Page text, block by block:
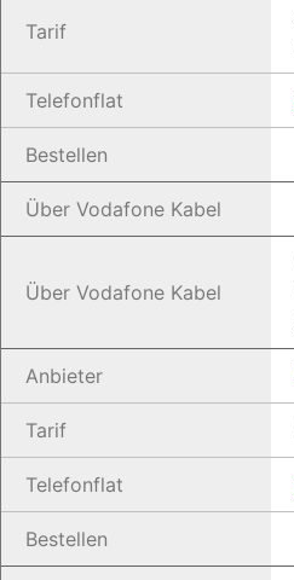
Tarif
Telefonflat
Bestellen
Über Vodafone Kabel
Über Vodafone Kabel
Anbieter
Tarif
Telefonflat
Bestellen